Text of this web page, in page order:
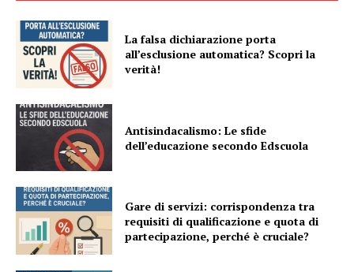
La falsa dichiarazione porta
all’esclusione automatica? Scopri la
verità!
Antisindacalismo: Le sfide
dell’educazione secondo Edscuola
Gare di servizi: corrispondenza tra
requisiti di qualificazione e quota di
partecipazione, perché è cruciale?